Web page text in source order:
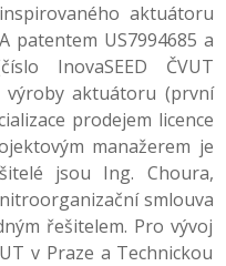
aktuátoru
patentem US7994685 a
InovaSEED ČVUT
výroby aktuátoru (první
prodejem licence
manažerem je
jsou Ing. Choura,
smlouva
řešitelem. Pro vývoj
v Praze a Technickou